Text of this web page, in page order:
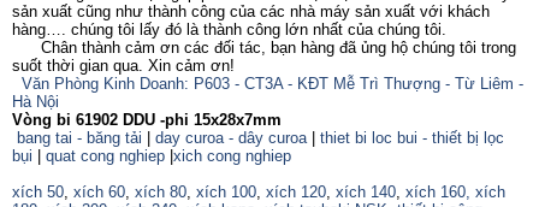
sản xuất cũng như thành công của các nhà máy sản xuất với khách
hàng…. chúng tôi lấy đó là thành công lớn nhất của chúng tôi.
Chân thành cảm ơn các đối tác, bạn hàng đã ủng hộ chúng tôi trong
suốt thời gian qua. Xin cảm ơn!
Văn Phòng Kinh Doanh: P603 - CT3A - KĐT Mễ Trì Thượng - Từ Liêm -
Hà Nội
Vòng bi 61902 DDU -phi 15x28x7mm
bang tai - băng tải
day curoa - dây curoa| thiet bi loc bui - thiết bị lọc
bụi
quat cong nghiep xich cong nghiep
xích 50, xích 60, xích 80, xích 100, xích 120, xích 140, xích 160, xích